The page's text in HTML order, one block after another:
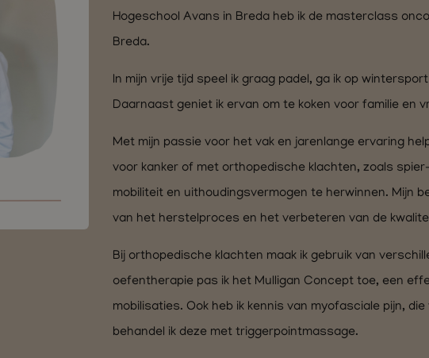
Hogeschool Avans in Breda heb ik de masterclass
Breda.
In mijn vrije tijd speel ik graag padel, ga ik op
Daarnaast geniet ik ervan om te koken voor familie en
Met mijn passie voor het vak en jarenlange ervaring
voor kanker of met orthopedische klachten, zoals
mobiliteit en uithoudingsvermogen te herwinnen. Mijn
van het herstelproces en het verbeteren van de
Bij orthopedische klachten maak ik gebruik van
oefentherapie pas ik het Mulligan Concept toe, een
mobilisaties. Ook heb ik kennis van myofasciale pijn,
behandel ik deze met triggerpointmassage.